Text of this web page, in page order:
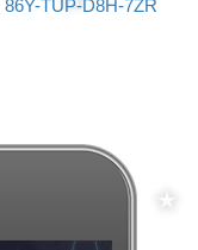
86Y-TUP-D8H-7ZR